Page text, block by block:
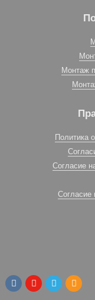
Монтаж
Политика
Согласие
Согласие